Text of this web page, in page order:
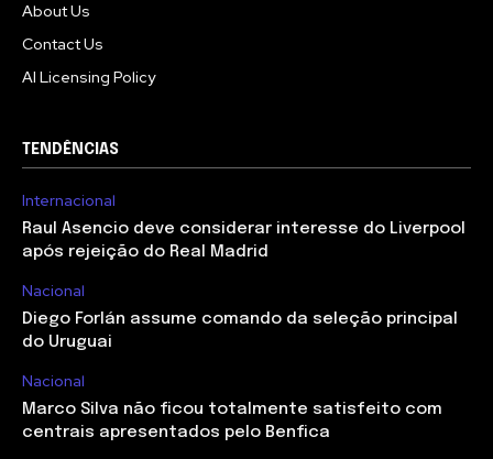
About Us
Contact Us
AI Licensing Policy
TENDÊNCIAS
Internacional
Raul Asencio deve considerar interesse do Liverpool
após rejeição do Real Madrid
Nacional
Diego Forlán assume comando da seleção principal
do Uruguai
Nacional
Marco Silva não ficou totalmente satisfeito com
centrais apresentados pelo Benfica